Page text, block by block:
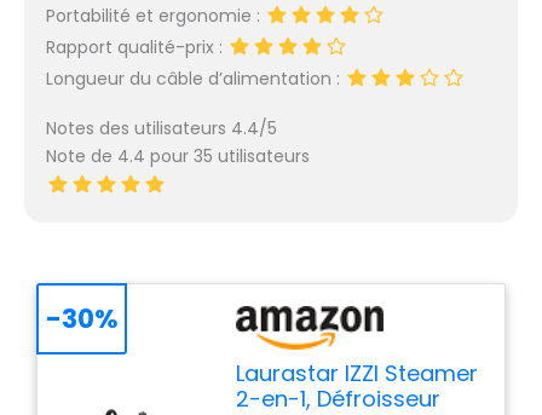
Portabilité et ergonomie :
Rapport qualité-prix :
Longueur du câble d’alimentation :
Notes des utilisateurs 4.4/5
Note de 4.4 pour 35 utilisateurs
Laurastar IZZI Steamer
2-en-1, Défroisseur
-30%